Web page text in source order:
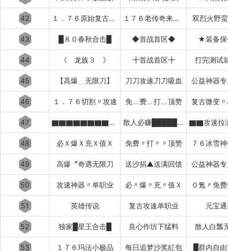
42 １．７６原始复古███████ １７６老传奇来了████████ 双烈火野
43 █８０春秋合击█ ◆首战首区◆ ★装备
44 《 龙族３ 》 ╋首战首区╋ 打完测试
45 【高爆﹍无限刀】 刀刀攻速刀刀吸血 公益神器
46 １．７６切割〃攻速 免﹏费﹏打﹏顶赞 复古微变
47 ▇▇▇▇▇▇▇▇▇▇太初之始 散人必赚█████████
48 必Ｘ爆Ｘ充Ｘ值Ｘ 免费〃打〃〃顶赞 ７６冰雪
49 高爆〞奇遇无限刀 送沙捐▲送满回馈 公益神器
50 攻速神器〃单职业 必〃爆〃充〃值Ｘ ０氪〃免
51 英雄传说 复古攻速单职业 元宝
52 独家█星王合击█ 良心作坊下猛料 散人白瓢
53 １７６玛法小极品 每日追梦沙奖紅包 █群内自